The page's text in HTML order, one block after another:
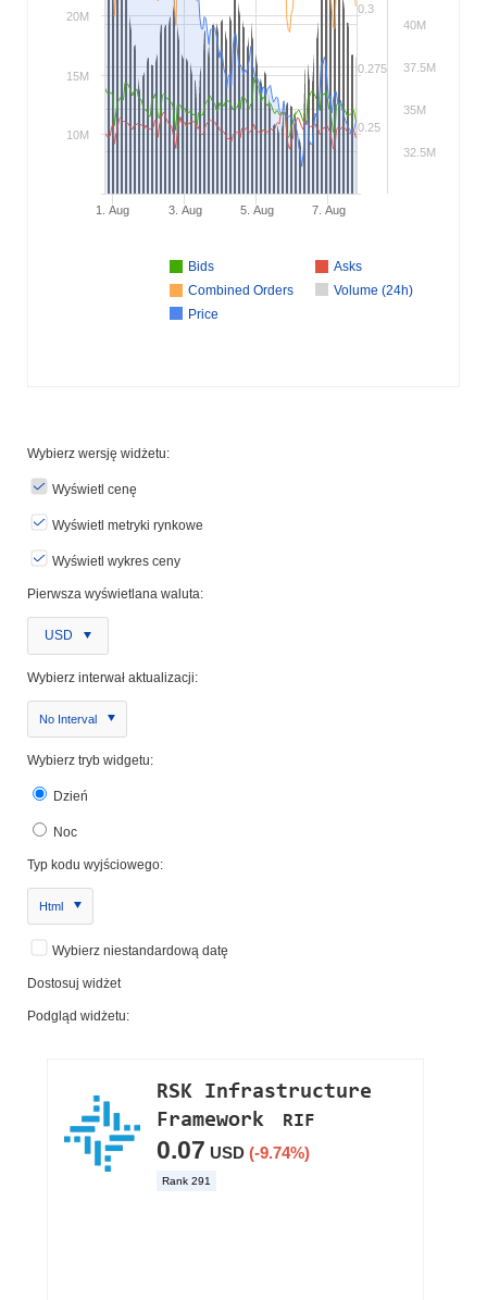
Bids
Asks
Combined Orders
Volume (24h)
Price
1. Aug 3. Aug 5. Aug 7. Aug
0.25
0.275
0.3
32.5M
35M
37.5M
40M
10M
15M
20M
Wybierz wersję widżetu:
Wyświetl cenę
Wyświetl metryki rynkowe
Wyświetl wykres ceny
Pierwsza wyświetlana waluta:
USD
Wybierz interwał aktualizacji:
No Interval
Wybierz tryb widgetu:
Dzień
Noc
Typ kodu wyjściowego:
Html
Wybierz niestandardową datę
Dostosuj widżet
Podgląd widżetu: